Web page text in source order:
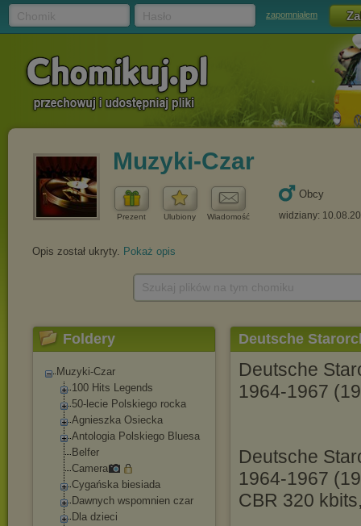
zapomniałem
Muzyki-Czar
Prezent Ulubiony Wiadomość
Obcy
widziany:
Opis został ukryty. Pokaż opis
Foldery
Muzyki-Czar
100 Hits Legends
50-lecie Polskiego rocka
Agnieszka Osiecka
Antologia Polskiego Bluesa
Belfer
Camera
Cygańska biesiada
Dawnych wspomnien czar
Dla dzieci
Deutsche
Deutsche
1964-1967
Deutsche
1964-1967
CBR 320